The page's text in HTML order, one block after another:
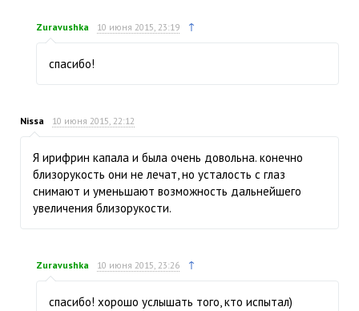
Zuravushka 10 июня 2015, 23:19 ↑
спасибо!
Nissa 10 июня 2015, 22:12
Я ирифрин капала и была очень довольна. конечно
близорукость они не лечат, но усталость с глаз
снимают и уменьшают возможность дальнейшего
увеличения близорукости.
Zuravushka 10 июня 2015, 23:26 ↑
спасибо! хорошо услышать того, кто испытал)